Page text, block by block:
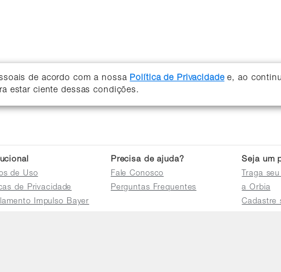
de acordo com a nossa Política de Privacidadee, ao
estar ciente dessas condições.
de Uso
de Privacidade
Impulso Bayer
Precisa de ajuda?
Fale Conosco
Perguntas Frequentes
Seja um
Traga
a Orbia
Cadastre